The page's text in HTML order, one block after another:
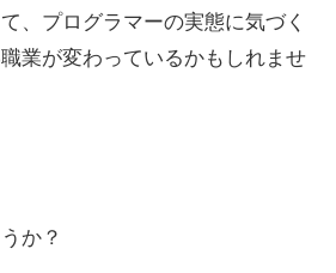
、プログラマーの実態に気づく
業が変わっているかもしれませ
か？